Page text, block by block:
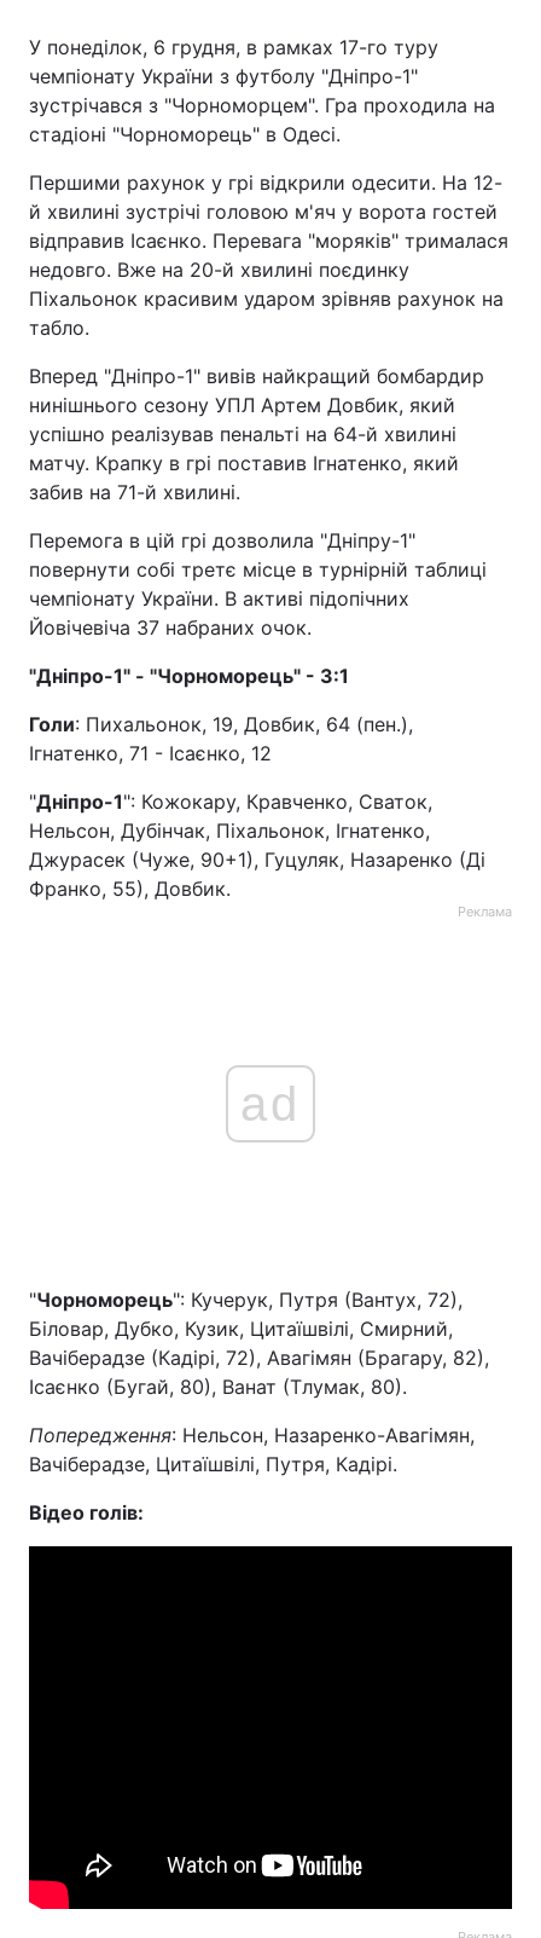
У понеділок, 6 грудня, в рамках 17-го туру
чемпіонату України з футболу "Дніпро-1"
зустрічався з "Чорноморцем". Гра проходила на
стадіоні "Чорноморець" в Одесі.
Першими рахунок у грі відкрили одесити. На 12-
й хвилині зустрічі головою м'яч у ворота гостей
відправив Ісаєнко. Перевага "моряків" трималася
недовго. Вже на 20-й хвилині поєдинку
Піхальонок красивим ударом зрівняв рахунок на
табло.
Вперед "Дніпро-1" вивів найкращий бомбардир
нинішнього сезону УПЛ Артем Довбик, який
успішно реалізував пенальті на 64-й хвилині
матчу. Крапку в грі поставив Ігнатенко, який
забив на 71-й хвилині.
Перемога в цій грі дозволила "Дніпру-1"
повернути собі третє місце в турнірній таблиці
чемпіонату України. В активі підопічних
Йовічевіча 37 набраних очок.
"Дніпро-1" - "Чорноморець" - 3:1
Голи: Пихальонок, 19, Довбик, 64 (пен.),
Ігнатенко, 71 - Ісаєнко, 12
"Дніпро-1": Кожокару, Кравченко, Сваток,
Нельсон, Дубінчак, Піхальонок, Ігнатенко,
Джурасек (Чуже, 90+1), Гуцуляк, Назаренко (Ді
Франко, 55), Довбик.
Реклама
ad
"Чорноморець": Кучерук, Путря (Вантух, 72),
Біловар, Дубко, Кузик, Цитаїшвілі, Смирний,
Вачіберадзе (Кадірі, 72), Авагімян (Брагару, 82),
Ісаєнко (Бугай, 80), Ванат (Тлумак, 80).
Попередження: Нельсон, Назаренко-Авагімян,
Вачіберадзе, Цитаїшвілі, Путря, Кадірі.
Відео голів: